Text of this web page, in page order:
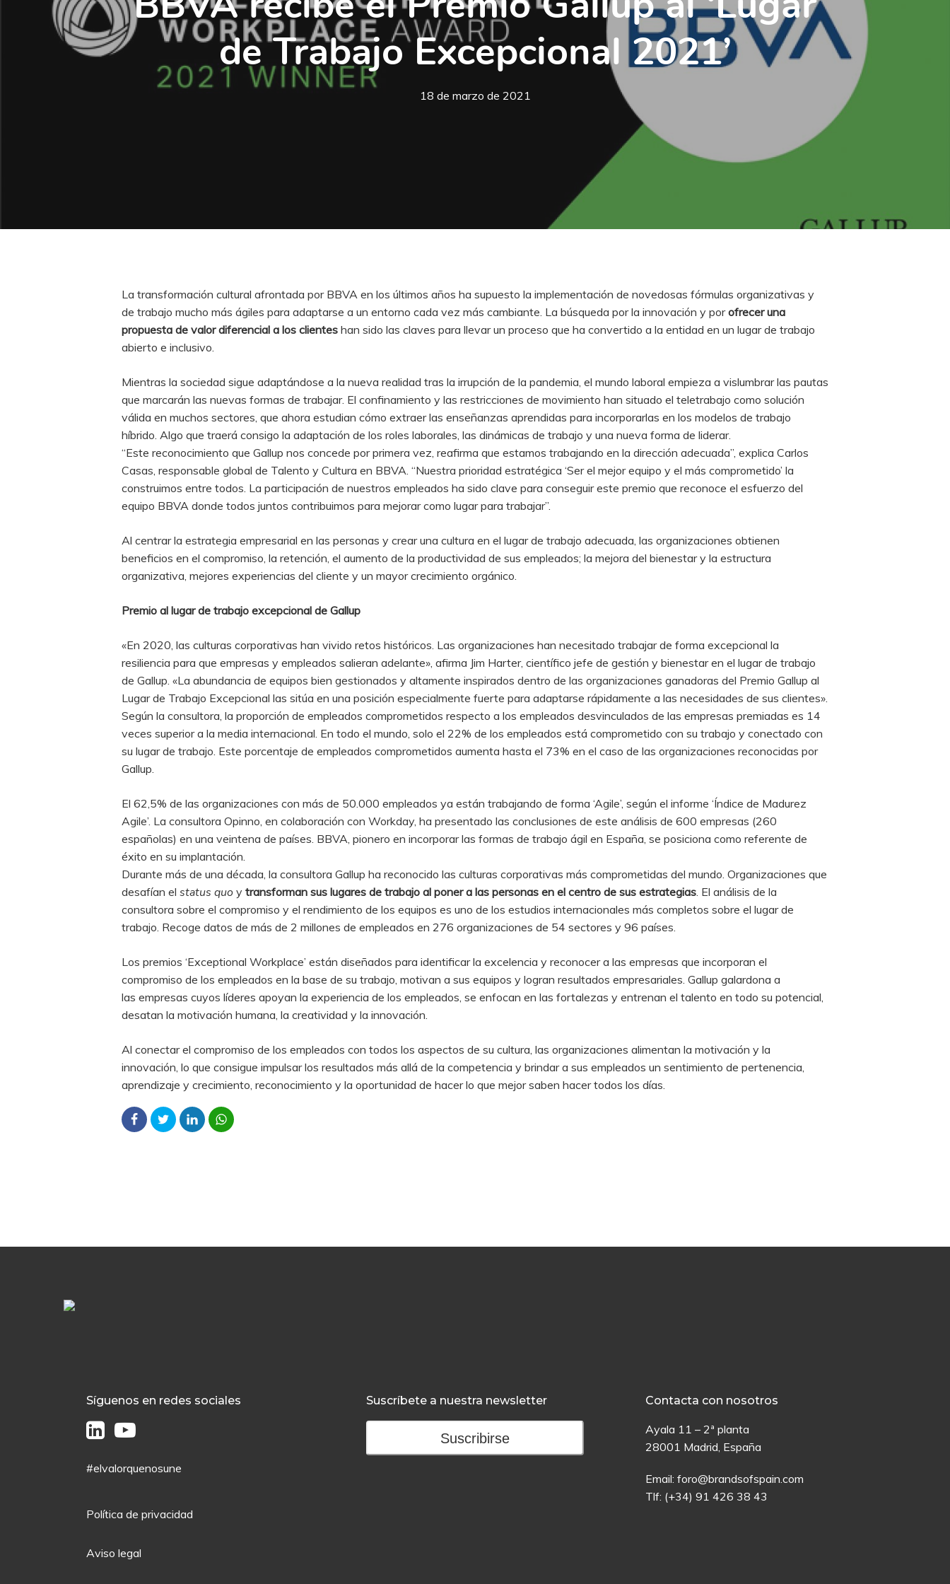
de Trabajo Excepcional 2021’
18 de marzo de 2021
La transformación cultural afrontada por BBVA en los últimos años ha supuesto la implementación de novedosas fórmulas organizativas y
de trabajo mucho más ágiles para adaptarse a un entorno cada vez más cambiante. La búsqueda por la innovación y porofrecer una
propuesta de valor diferencial a los clientes han sido las claves para llevar un proceso que ha convertido a la entidad en un lugar de trabajo
abierto e inclusivo.
Mientras la sociedad sigue adaptándose a la nueva realidad tras la irrupción de la pandemia, el mundo laboral empieza a vislumbrar las pautas
que marcarán las nuevas formas de trabajar. El confinamiento y las restricciones de movimiento han situado el teletrabajo como solución
válida en muchos sectores, que ahora estudian cómo extraer las enseñanzas aprendidas para incorporarlas en los modelos de trabajo
híbrido. Algo que traerá consigo la adaptación de los roles laborales, las dinámicas de trabajo y una nueva forma de liderar.
“Este reconocimiento que Gallup nos concede por primera vez, reafirma que estamos trabajando en la dirección adecuada”, explica Carlos
Casas, responsable global de Talento y Cultura en BBVA. “Nuestra prioridad estratégica ‘Ser el mejor equipo y el más comprometido’ la
construimos entre todos. La participación de nuestros empleados ha sido clave para conseguir este premio que reconoce el esfuerzo del
equipo BBVA donde todos juntos contribuimos para mejorar como lugar para trabajar”.
Al centrar la estrategia empresarial en las personas y crear una cultura en el lugar de trabajo adecuada, las organizaciones obtienen
beneficios en el compromiso, la retención, el aumento de la productividad de sus empleados; la mejora del bienestar y la estructura
organizativa, mejores experiencias del cliente y un mayor crecimiento orgánico.
Premio al lugar de trabajo excepcional de Gallup
«En 2020, las culturas corporativas han vivido retos históricos. Las organizaciones han necesitado trabajar de forma excepcional la
resiliencia para que empresas y empleados salieran adelante», afirma Jim Harter, científico jefe de gestión y bienestar en el lugar de trabajo
de Gallup. «La abundancia de equipos bien gestionados y altamente inspirados dentro de las organizaciones ganadoras del Premio Gallup al
Lugar de Trabajo Excepcional las sitúa en una posición especialmente fuerte para adaptarse rápidamente a las necesidades de sus clientes».
Según la consultora, la proporción de empleados comprometidos respecto a los empleados desvinculados de las empresas premiadas es 14
veces superior a la media internacional. En todo el mundo, solo el 22% de los empleados está comprometido con su trabajo y conectado con
su lugar de trabajo. Este porcentaje de empleados comprometidos aumenta hasta el 73% en el caso de las organizaciones reconocidas por
Gallup.
El 62,5% de las organizaciones con más de 50.000 empleados ya están trabajando de forma ‘Agile’, según el informe ‘Índice de Madurez
Agile’. La consultora Opinno, en colaboración con Workday, ha presentado las conclusiones de este análisis de 600 empresas (260
españolas) en una veintena de países. BBVA, pionero en incorporar las formas de trabajo ágil en España, se posiciona como referente de
éxito en su implantación.
Durante más de una década, la consultora Gallup ha reconocido las culturas corporativas más comprometidas del mundo. Organizaciones que
desafían el status quo y transforman sus lugares de trabajo al poner a las personas en el centro de sus estrategias. El análisis de la
consultora sobre el compromiso y el rendimiento de los equipos es uno de los estudios internacionales más completos sobre el lugar de
trabajo. Recoge datos de más de 2 millones de empleados en 276 organizaciones de 54 sectores y 96 países.
Los premios ‘Exceptional Workplace’ están diseñados para identificar la excelencia y reconocer a las empresas que incorporan el
compromiso de los empleados en la base de su trabajo, motivan a sus equipos y logran resultados empresariales. Gallup galardona a
las empresas cuyos líderes apoyan la experiencia de los empleados, se enfocan en las fortalezas y entrenan el talento en todo su potencial,
desatan la motivación humana, la creatividad y la innovación.
Al conectar el compromiso de los empleados con todos los aspectos de su cultura, las organizaciones alimentan la motivación y la
innovación, lo que consigue impulsar los resultados más allá de la competencia y brindar a sus empleados un sentimiento de pertenencia,
aprendizaje y crecimiento, reconocimiento y la oportunidad de hacer lo que mejor saben hacer todos los días.
Síguenos en redes sociales
#elvalorquenosune
Política de privacidad
Aviso legal
Suscríbete a nuestra newsletter
Suscribirse
Contacta con nosotros
Ayala 11 – 2ª planta
28001 Madrid, España
Email:foro@brandsofspain.com
Tlf: (+34) 91 426 38 43